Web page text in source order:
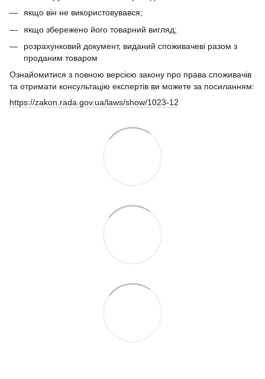
якщо він не використовувався;
якщо збережено його товарний вигляд;
розрахунковий документ, виданий споживачеві разом з
проданим товаром
Ознайомитися з повною версією закону про права споживачів
та отримати консультацію експертів ви можете за посиланням:
https://zakon.rada.gov.ua/laws/show/1023-12